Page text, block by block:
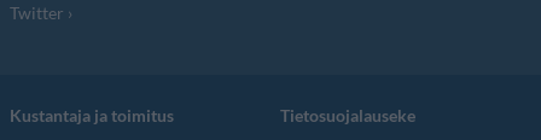
Twitter
Kustantaja ja toimitus Tietosuojalauseke